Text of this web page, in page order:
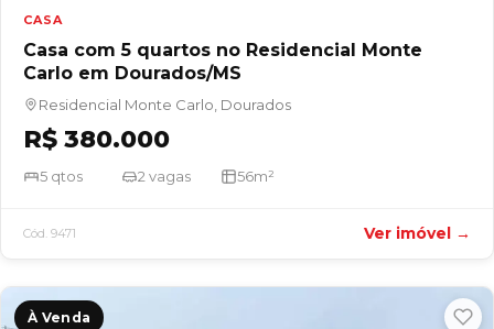
CASA
Casa com 5 quartos no Residencial Monte
Carlo em Dourados/MS
Residencial Monte Carlo, Dourados
R$ 380.000
5 qtos 2 vagas 56m²
Cód. 9471 Ver imóvel →
À Venda